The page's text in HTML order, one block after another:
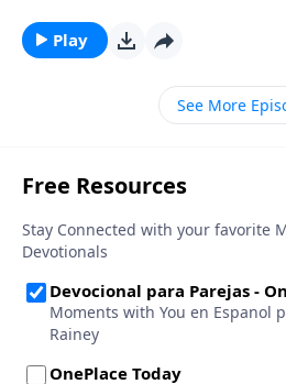
embarazada. Karis cuenta
ajustaron a las sorpresas de la
Play
See More